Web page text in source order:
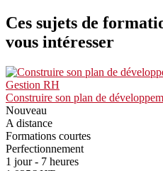
Ces sujets de
vous intéresser
Gestion RH
Construire son plan de
Nouveau
A distance
Formations courtes
Perfectionnement
1 jour - 7 heures